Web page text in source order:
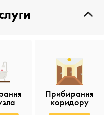
Прибирання
коридору